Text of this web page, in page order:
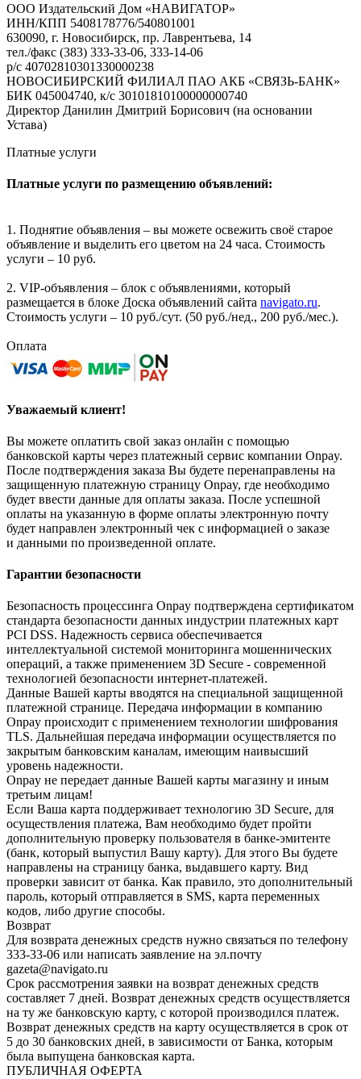
ООО Издательский Дом «НАВИГАТОР»
ИНН/КПП 5408178776/540801001
630090, г. Новосибирск, пр. Лаврентьева, 14
тел./факс (383) 333-33-06, 333-14-06
р/с 40702810301330000238
НОВОСИБИРСКИЙ ФИЛИАЛ ПАО АКБ «СВЯЗЬ-БАНК»
БИК 045004740, к/с 30101810100000000740
Директор Данилин Дмитрий Борисович (на основании
Устава)
Платные услуги
Платные услуги по размещению объявлений:
1. Поднятие объявления – вы можете освежить своё старое
объявление и выделить его цветом на 24 часа. Стоимость
услуги – 10 руб.
2. VIP-объявления – блок с объявлениями, который
размещается в блоке Доска объявлений сайта navigato.ru.
Стоимость услуги – 10 руб./сут. (50 руб./нед., 200 руб./мес.).
Оплата
Уважаемый клиент!
Вы можете оплатить свой заказ онлайн с помощью
банковской карты через платежный сервис компании Onpay.
После подтверждения заказа Вы будете перенаправлены на
защищенную платежную страницу Onpay, где необходимо
будет ввести данные для оплаты заказа. После успешной
оплаты на указанную в форме оплаты электронную почту
будет направлен электронный чек с информацией о заказе
и данными по произведенной оплате.
Гарантии безопасности
Безопасность процессинга Onpay подтверждена сертификатом
стандарта безопасности данных индустрии платежных карт
PCI DSS. Надежность сервиса обеспечивается
интеллектуальной системой мониторинга мошеннических
операций, а также применением 3D Secure - современной
технологией безопасности интернет-платежей.
Данные Вашей карты вводятся на специальной защищенной
платежной странице. Передача информации в компанию
Onpay происходит с применением технологии шифрования
TLS. Дальнейшая передача информации осуществляется по
закрытым банковским каналам, имеющим наивысший
уровень надежности.
Onpay не передает данные Вашей карты магазину и иным
третьим лицам!
Если Ваша карта поддерживает технологию 3D Secure, для
осуществления платежа, Вам необходимо будет пройти
дополнительную проверку пользователя в банке-эмитенте
(банк, который выпустил Вашу карту). Для этого Вы будете
направлены на страницу банка, выдавшего карту. Вид
проверки зависит от банка. Как правило, это дополнительный
пароль, который отправляется в SMS, карта переменных
кодов, либо другие способы.
Возврат
Для возврата денежных средств нужно связаться по телефону
333-33-06 или написать заявление на эл.почту
gazeta@navigato.ru
Срок рассмотрения заявки на возврат денежных средств
составляет 7 дней. Возврат денежных средств осуществляется
на ту же банковскую карту, с которой производился платеж.
Возврат денежных средств на карту осуществляется в срок от
5 до 30 банковских дней, в зависимости от Банка, которым
была выпущена банковская карта.
ПУБЛИЧНАЯ ОФЕРТА